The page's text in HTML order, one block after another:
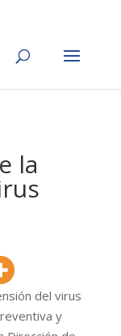
la
del virus
y